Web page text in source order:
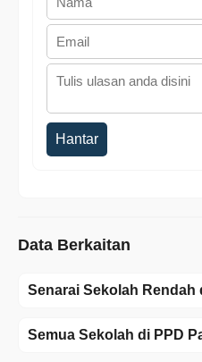
Hantar
Data Berkaitan
Senarai Sekolah Rendah
Semua Sekolah di PPD